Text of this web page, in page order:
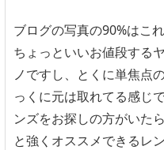
ブログの写真の90%はこ
ちょっといいお値段する
ノですし、とくに単焦点
っくに元は取れてる感じ
ンズをお探しの方がいた
と強くオススメできるレン